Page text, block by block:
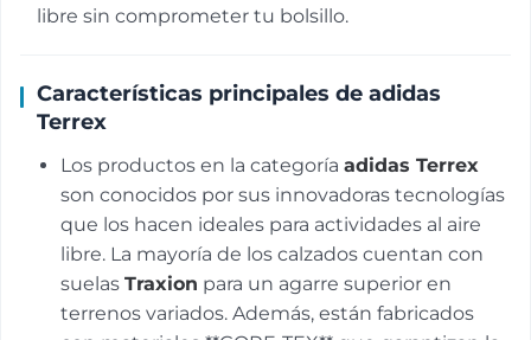
libre sin comprometer tu bolsillo.
Características principales de adidas
Terrex
Los productos en la categoría adidas Terrex
son conocidos por sus innovadoras tecnologías
que los hacen ideales para actividades al aire
libre. La mayoría de los calzados cuentan con
suelas Traxion para un agarre superior en
terrenos variados. Además, están fabricados